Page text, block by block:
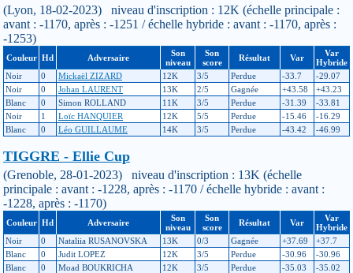
(Lyon, 18-02-2023) niveau d'inscription : 12K (échelle principale :
avant : -1170, après : -1251 / échelle hybride : avant : -1170, après :
-1253)
Couleur Hd Adversaire
Son
niveau
Son
score
Résultat Var
Var
Hybride
Noir
0 Mickaël ZIZARD 12K 3/5 Perdue -33.7
-29.07
Noir
0 Johan LAURENT 13K 2/5 Gagnée +43.58
+43.23
Blanc
0 Simon ROLLAND 11K 3/5 Perdue -31.39
-33.81
Noir
1 Loïc HANQUIER 12K 5/5 Perdue -15.46
-16.29
Blanc
0 Léo GUILLAUME 14K 3/5 Perdue -43.42 -46.99
TIGGRE - Ellie Cup
(Grenoble, 28-01-2023) niveau d'inscription : 13K (échelle
principale : avant : -1228, après : -1170 / échelle hybride : avant :
-1228, après : -1170)
Couleur Hd Adversaire
Son
niveau
Son
score
Résultat Var
Var
Hybride
Noir
0 Nataliia RUSANOVSKA 13K 0/3 Gagnée +37.69
+37.7
Blanc
0 Judit LOPEZ 12K 3/5 Perdue -30.96
-30.96
Blanc
0 Moad BOUKRICHA 12K 3/5 Perdue -35.03 -35.02